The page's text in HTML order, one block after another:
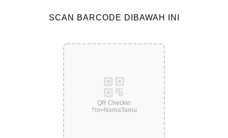
SCAN BARCODE DIBAWAH INI
QR Checkin
?to=NamaTamu